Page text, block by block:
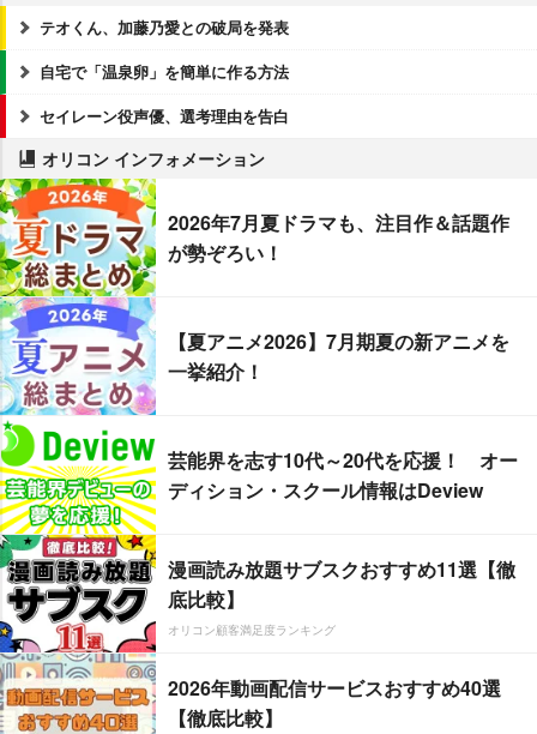
テオくん、加藤乃愛との破局を発表
自宅で「温泉卵」を簡単に作る方法
セイレーン役声優、選考理由を告白
オリコン インフォメーション
2026年7月夏ドラマも、注目作＆話題作
が勢ぞろい！
【夏アニメ2026】7月期夏の新アニメを
一挙紹介！
芸能界を志す10代～20代を応援！ オー
ディション・スクール情報はDeview
漫画読み放題サブスクおすすめ11選【徹
底比較】
オリコン顧客満足度ランキング
2026年動画配信サービスおすすめ40選
【徹底比較】